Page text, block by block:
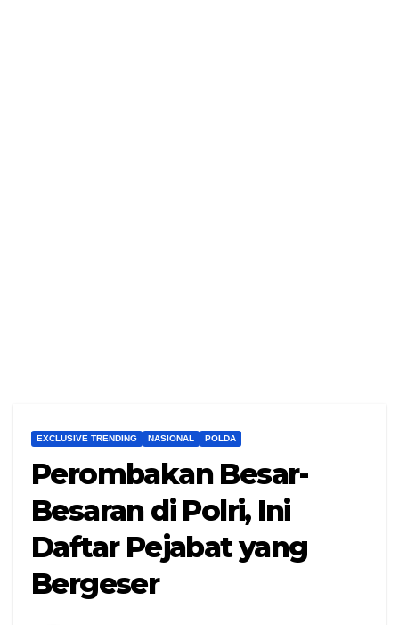
EXCLUSIVE TRENDING NASIONAL POLDA
Perombakan Besar-
Besaran di Polri, Ini
Daftar Pejabat yang
Bergeser